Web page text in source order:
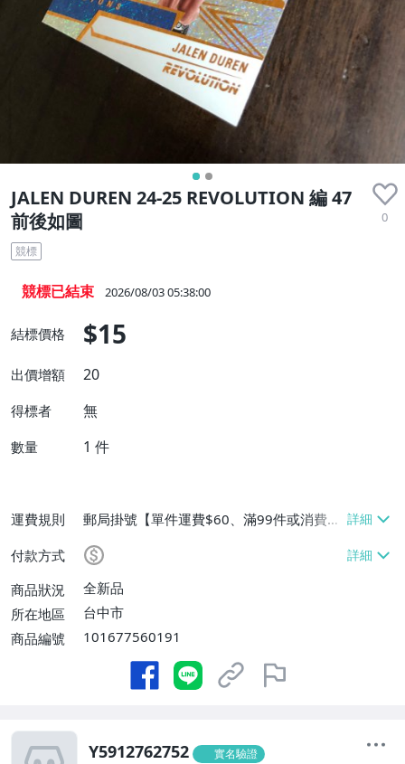
JALEN DUREN 24-25 REVOLUTION 編 47
前後如圖
0
競標
競標已結束 2026/08/03 05:38:00
結標價格 $15
出價增額 20
得標者 無
數量 1 件
運費規則
郵局掛號【單件運費$60、滿99件或消費滿
$9999免運費】
付款方式
商品狀況
全新品
所在地區
台中市
商品編號
101677560191
Y5912762752 實名驗證